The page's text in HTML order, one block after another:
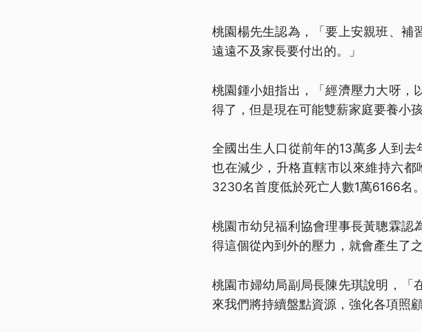
桃園楊先生認為，「要上安親班、補
遠遠不及家長要付出的。」
桃園鍾小姐指出，「經濟壓力大呀，
得了，但是現在可能雙薪家庭要養小
全國出生人口從前年的13萬多人到
也在減少，升格直轄市以來維持六
3230名首度低於死亡人數1萬6166名。
桃園市幼兒福利協會理事長黃聰霖認
得這個從內到外的壓力，就會產生了
桃園市婦幼局副局長陳先琪說明，「
來我們將持續盤點資源，強化各項照